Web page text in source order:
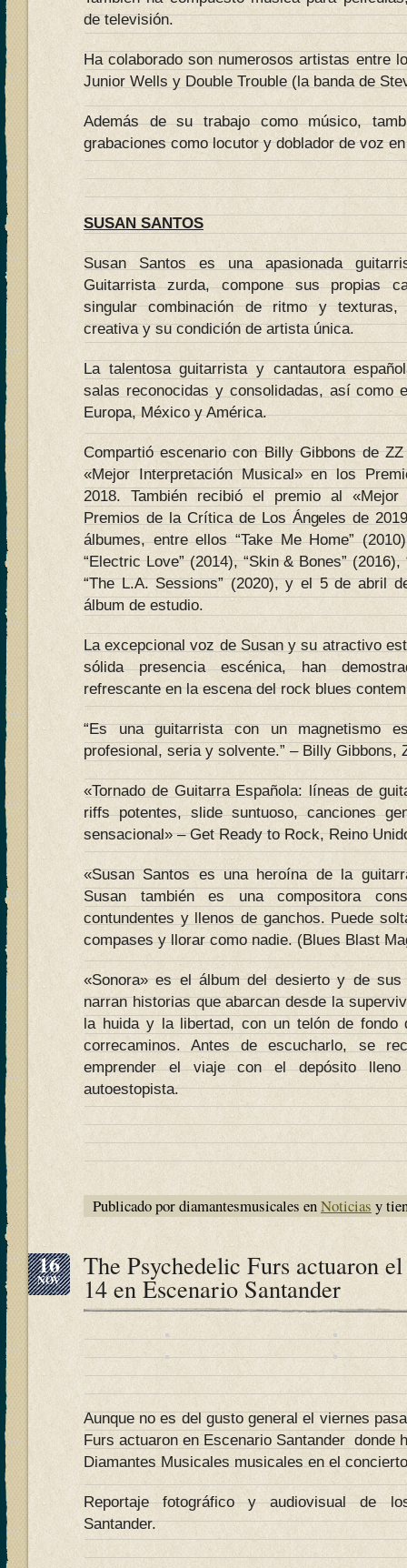
de televisión.
Ha colaborado son numerosos artistas entre
Junior Wells y Double Trouble (la banda de
Además de su trabajo como músico,
grabaciones como locutor y doblador de voz
SUSAN SANTOS
Susan Santos es una apasionada
Guitarrista zurda, compone sus propias
singular combinación de ritmo y texturas,
creativa y su condición de artista única.
La talentosa guitarrista y cantautora
salas reconocidas y consolidadas, así como
Europa, México y América.
Compartió escenario con Billy Gibbons de
«Mejor Interpretación Musical» en los
2018. También recibió el premio al
Premios de la Crítica de Los Ángeles de
álbumes, entre ellos “Take Me Home”
“Electric Love” (2014), “Skin & Bones”
“The L.A. Sessions” (2020), y el 5 de abril
álbum de estudio.
La excepcional voz de Susan y su atractivo
sólida presencia escénica, han
refrescante en la escena del rock blues
“Es una guitarrista con un magnetismo
profesional, seria y solvente.” – Billy Gibbons,
«Tornado de Guitarra Española: líneas de
riffs potentes, slide suntuoso, canciones
sensacional» – Get Ready to Rock, Reino
«Susan Santos es una heroína de la
Susan también es una compositora
contundentes y llenos de ganchos. Puede
compases y llorar como nadie. (Blues Blast
«Sonora» es el álbum del desierto y de sus
narran historias que abarcan desde la
la huida y la libertad, con un telón de fondo
correcaminos. Antes de escucharlo, se
emprender el viaje con el depósito
autoestopista.
Publicado por diamantesmusicales enNoticias y
16
NOV The Psychedelic Furs actuaron
14 en Escenario Santander
Aunque no es del gusto general el viernes
Furs actuaron en Escenario Santander donde
Diamantes Musicales musicales en el
Reportaje fotográfico y audiovisual de
Santander.